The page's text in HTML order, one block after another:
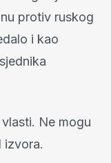
protiv ruskog
i kao
Ne mogu
izvora.